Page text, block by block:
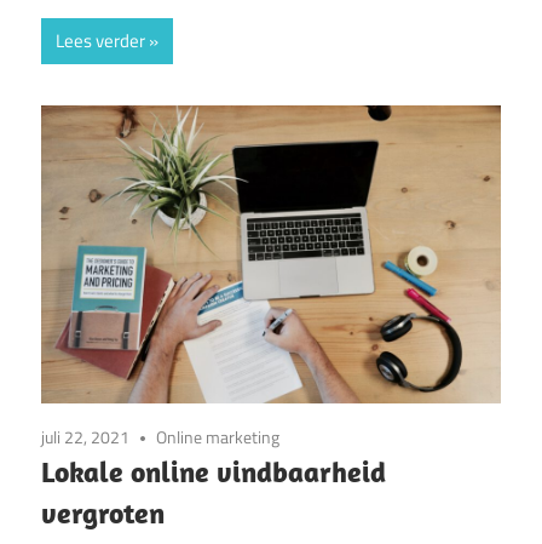
Lees verder
juli 22, 2021 Online marketing
Lokale online vindbaarheid
vergroten